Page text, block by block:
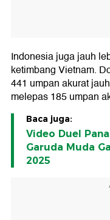
Indonesia juga jauh
ketimbang Vietnam.
441 umpan akurat
melepas 185 umpan
Baca juga:
Video Duel
Garuda Muda
2025